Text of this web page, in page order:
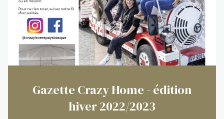
Gazette Crazy Home - édition
hiver 2022/2023